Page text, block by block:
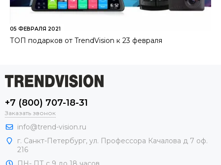
05 ФЕВРАЛЯ 2021
ТОП подарков от TrendVision к 23 февраля
+7 (800) 707-18-31
Заказать звонок
info@trend-vision.ru
г. Санкт-Петербург, ул. Профессора Качалова д 7 оф.
216